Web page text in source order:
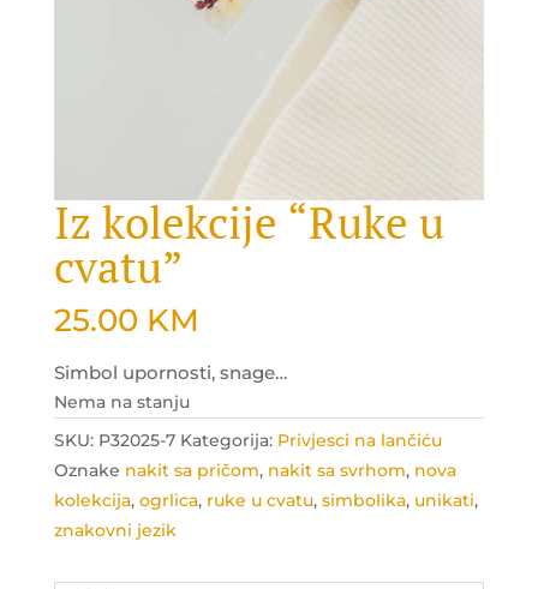
Iz kolekcije “Ruke u
cvatu”
25.00 KM
Simbol upornosti, snage…
Nema na stanju
SKU: P32025-7 Kategorija: Privjesci na lančiću
Oznake nakit sa pričom, nakit sa svrhom, nova
kolekcija, ogrlica, ruke u cvatu, simbolika, unikati,
znakovni jezik